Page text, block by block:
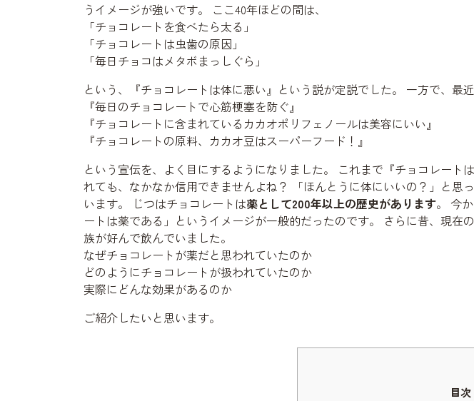
うイメージが強いです。 ここ40年ほどの間は、
「チョコレートを食べたら太る」
「チョコレートは虫歯の原因」
「毎日チョコはメタボまっしぐら」
という、『チョコレートは体に悪い』という説が定説でした。 一方で、最
『毎日のチョコレートで心筋梗塞を防ぐ』
『チョコレートに含まれているカカオポリフェノールは美容にいい』
『チョコレートの原料、カカオ豆はスーパーフード！』
という宣伝を、よく目にするようになりました。 これまで『チョコレー
れても、なかなか信用できませんよね？ 「ほんとうに体にいいの？」と思
います。 じつはチョコレートは薬として200年以上の歴史があります。 今
ートは薬である」というイメージが一般的だったのです。 さらに昔、現
族が好んで飲んでいました。
なぜチョコレートが薬だと思われていたのか
どのようにチョコレートが扱われていたのか
実際にどんな効果があるのか
ご紹介したいと思います。
目次